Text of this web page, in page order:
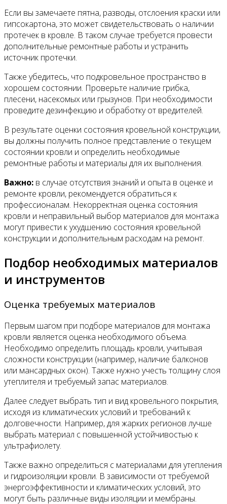
Если вы замечаете пятна, разводы, отслоения краски или
гипсокартона, это может свидетельствовать о наличии
протечек в кровле. В таком случае требуется провести
дополнительные ремонтные работы и устранить
источник протечки.
Также убедитесь, что подкровельное пространство в
хорошем состоянии. Проверьте наличие грибка,
плесени, насекомых или грызунов. При необходимости
проведите дезинфекцию и обработку от вредителей.
В результате оценки состояния кровельной конструкции,
вы должны получить полное представление о текущем
состоянии кровли и определить необходимые
ремонтные работы и материалы для их выполнения.
Важно: в случае отсутствия знаний и опыта в оценке и
ремонте кровли, рекомендуется обратиться к
профессионалам. Некорректная оценка состояния
кровли и неправильный выбор материалов для монтажа
могут привести к ухудшению состояния кровельной
конструкции и дополнительным расходам на ремонт.
Подбор необходимых материалов
и инструментов
Оценка требуемых материалов
Первым шагом при подборе материалов для монтажа
кровли является оценка необходимого объема.
Необходимо определить площадь кровли, учитывая
сложности конструкции (например, наличие балконов
или мансардных окон). Также нужно учесть толщину слоя
утеплителя и требуемый запас материалов.
Далее следует выбрать тип и вид кровельного покрытия,
исходя из климатических условий и требований к
долговечности. Например, для жарких регионов лучше
выбрать материал с повышенной устойчивостью к
ультрафиолету.
Также важно определиться с материалами для утепления
и гидроизоляции кровли. В зависимости от требуемой
энергоэффективности и климатических условий, это
могут быть различные виды изоляции и мембраны.